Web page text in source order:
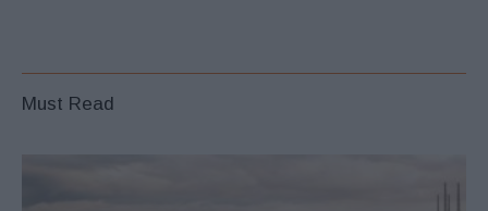
Must Read